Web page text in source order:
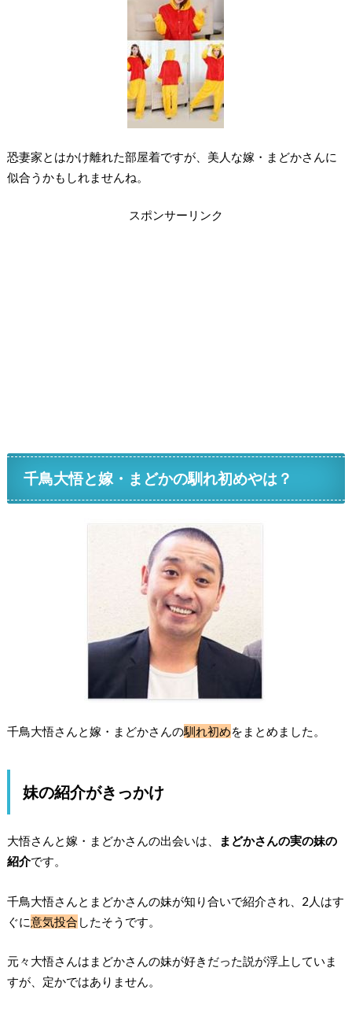
恐妻家とはかけ離れた部屋着ですが、美人な嫁・まどかさんに
似合うかもしれませんね。
スポンサーリンク
千鳥大悟と嫁・まどかの馴れ初めやは？
千鳥大悟さんと嫁・まどかさんの馴れ初めをまとめました。
妹の紹介がきっかけ
大悟さんと嫁・まどかさんの出会いは、
まどかさんの実の妹の
紹介です。
千鳥大悟さんとまどかさんの妹が知り合いで紹介され、2人はす
ぐに意気投合 したそうです。
元々大悟さんはまどかさんの妹が好きだった説が浮上していま
すが、定かではありません。